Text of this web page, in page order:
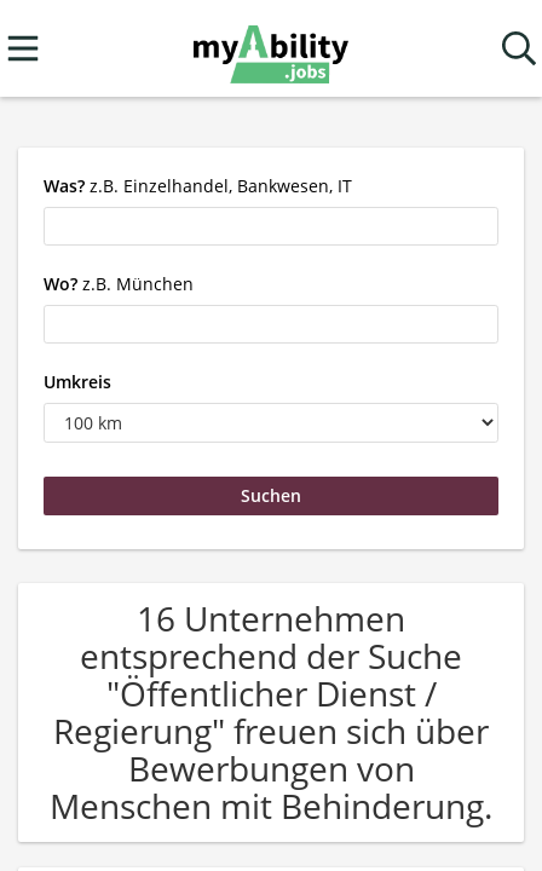
Was? z.B. Einzelhandel, Bankwesen, IT
Wo? z.B. München
Umkreis
16 Unternehmen
entsprechend der Suche
"Öffentlicher Dienst /
Regierung" freuen sich über
Bewerbungen von
Menschen mit Behinderung.